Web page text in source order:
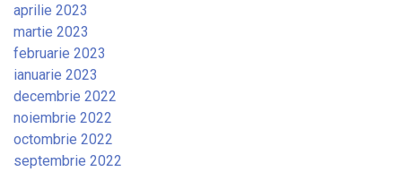
aprilie 2023
martie 2023
februarie 2023
ianuarie 2023
decembrie 2022
noiembrie 2022
octombrie 2022
septembrie 2022